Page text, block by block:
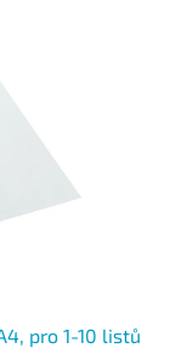
pro 1-10 listů